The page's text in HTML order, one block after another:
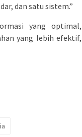
dan satu sistem.”
yang optimal,
yang lebih efektif,